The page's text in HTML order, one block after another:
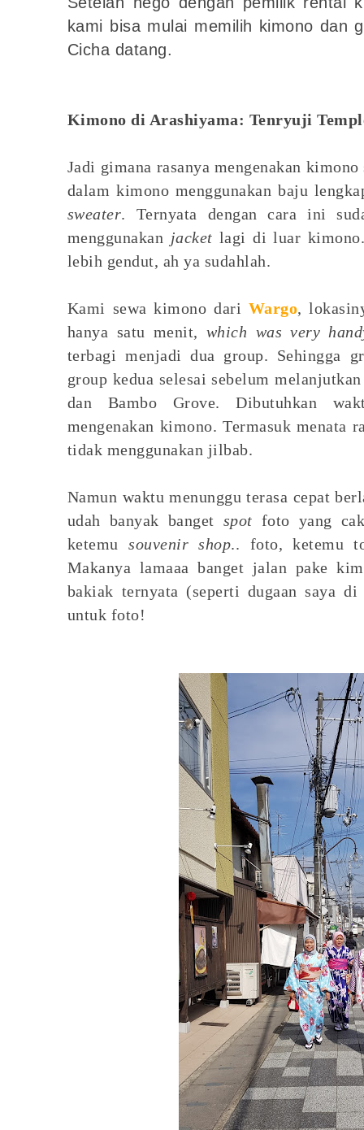
kami bisa mulai memilih kimono dan
Cicha datang.
Kimono di Arashiyama: Tenryuji
Jadi gimana rasanya mengenakan
dalam kimono menggunakan baju
sweater. Ternyata dengan cara ini
menggunakan jacket lagi di luar
lebih gendut, ah ya sudahlah.
Kami sewa kimono dari Wargo,
hanya satu menit, which was very
terbagi menjadi dua group. Sehingga
group kedua selesai sebelum
dan Bambo Grove. Dibutuhkan
mengenakan kimono. Termasuk menata
tidak menggunakan jilbab.
Namun waktu menunggu terasa cepat
udah banyak banget spot foto yang
ketemusouvenir shop.. foto, ketemu
Makanya lamaaa banget jalan pake
bakiak ternyata (seperti dugaan saya
untuk foto!